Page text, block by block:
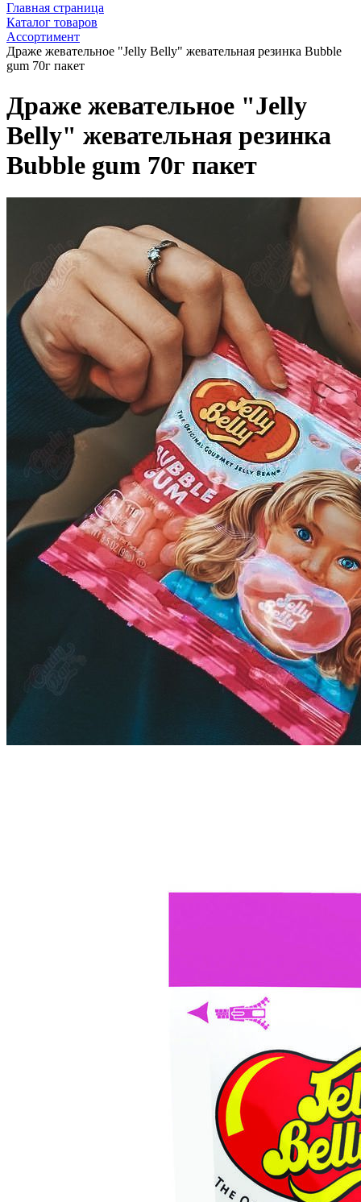
Главная страница
Каталог товаров
Ассортимент
Драже жевательное "Jelly Belly" жевательная резинка Bubble
gum 70г пакет
Драже жевательное "Jelly
Belly" жевательная резинка
Bubble gum 70г пакет